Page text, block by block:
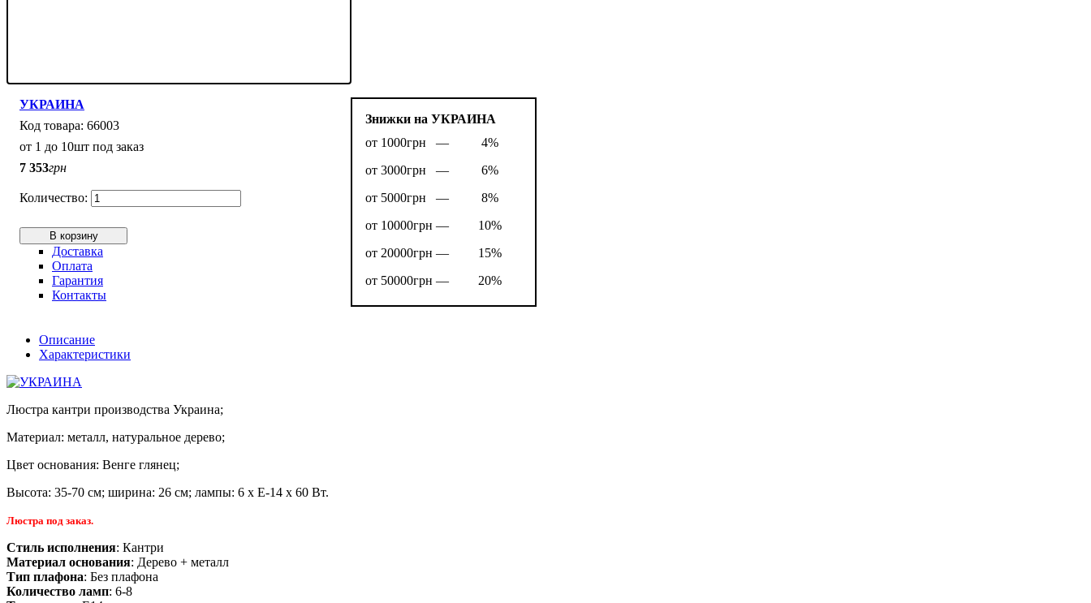
Знижки на УКРАИНА
от 1000грн —
4%
от 3000грн —
6%
от 5000грн —
8%
от 10000грн —
10%
от 20000грн —
15%
от 50000грн —
20%
УКРАИНА
66003
от 1 до 10шт под заказ
7 353грн
В корзину
Доставка
Оплата
Гарантия
Контакты
Описание
Характеристики
Люстра кантри производства Украина;
Материал: металл, натуральное дерево;
Цвет основания: Венге глянец;
Высота: 35-70 см; ширина: 26 см; лампы: 6 х Е-14 х 60 Вт.
Люстра под заказ.
Стиль исполнения: Кантри
Материал основания: Дерево + металл
Тип плафона: Без плафона
Количество ламп: 6-8